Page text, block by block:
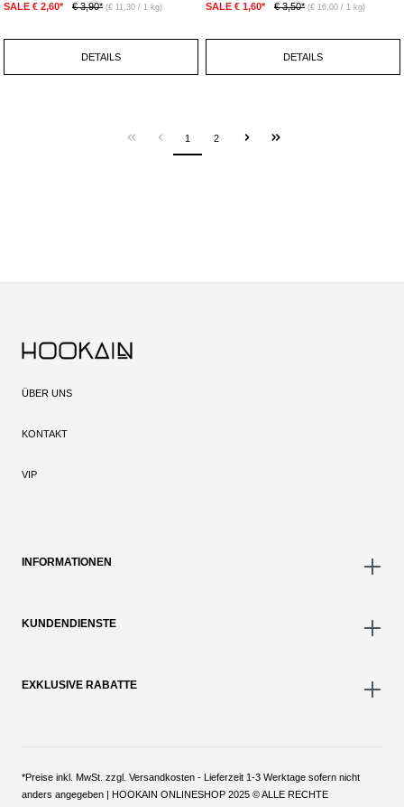
SALE € 2,60*
€ 3,90* (€ 11,30 / 1 kg)
DETAILS
SALE € 1,60*
€ 3,50* (€ 16,00 / 1 kg)
DETAILS
1 2
ÜBER UNS
KONTAKT
VIP
INFORMATIONEN
KUNDENDIENSTE
EXKLUSIVE RABATTE
*Preise inkl. MwSt. zzgl. Versandkosten - Lieferzeit 1-3 Werktage sofern nicht
anders angegeben | HOOKAIN ONLINESHOP 2025 © ALLE RECHTE